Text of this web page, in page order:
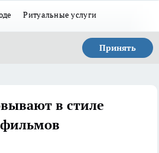
Ритуальные услуги
Принять
в стиле